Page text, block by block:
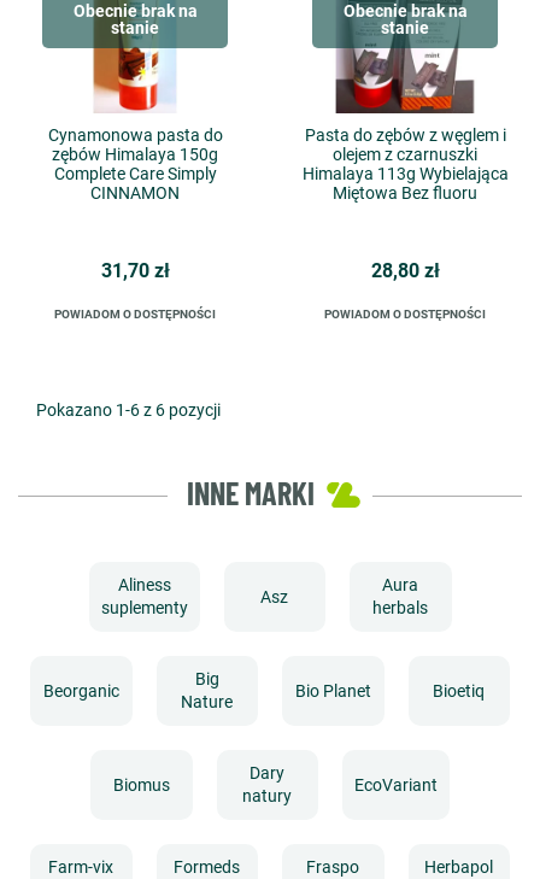
Obecnie brak na
stanie
Cynamonowa pasta do
zębów Himalaya 150g
Complete Care Simply
CINNAMON
31,70 zł
POWIADOM O DOSTĘPNOŚCI
Obecnie brak na
stanie
Pasta do zębów z węglem i
olejem z czarnuszki
Himalaya 113g Wybielająca
Miętowa Bez fluoru
28,80 zł
POWIADOM O DOSTĘPNOŚCI
Pokazano 1-6 z 6 pozycji
INNE MARKI
Aliness
suplementy
Asz
Aura
herbals
Beorganic
Big
Nature
Bio Planet Bioetiq
Biomus
Dary
natury
EcoVariant
Farm-vix Formeds Fraspo Herbapol